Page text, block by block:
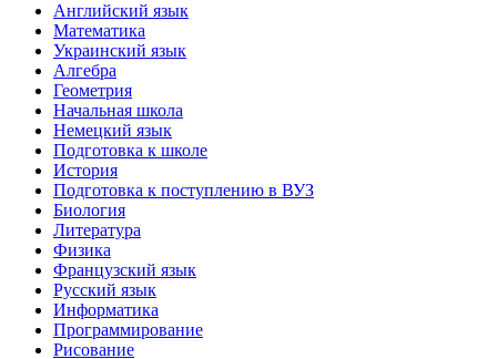
Английский язык
Математика
Украинский язык
Алгебра
Геометрия
Начальная школа
Немецкий язык
Подготовка к школе
История
Подготовка к поступлению в ВУЗ
Биология
Литература
Физика
Французский язык
Русский язык
Информатика
Программирование
Рисование